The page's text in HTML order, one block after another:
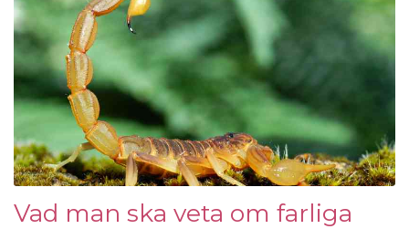
Vad man ska veta om farliga